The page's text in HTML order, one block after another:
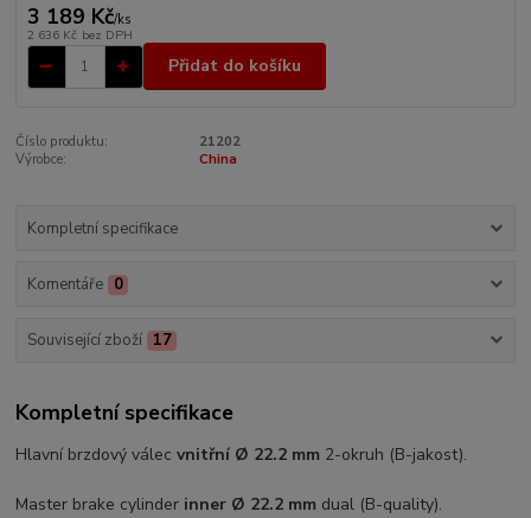
3 189 Kč/ks
2 636 Kč bez DPH
Přidat do košíku
Číslo produktu:
21202
Výrobce:
China
Kompletní specifikace
Komentáře 0
Související zboží 17
Kompletní specifikace
Hlavní brzdový válecvnitřní Ø 22.2 mm 2-okruh (B-jakost).
Master brake cylinder inner Ø 22.2 mm dual (B-quality).